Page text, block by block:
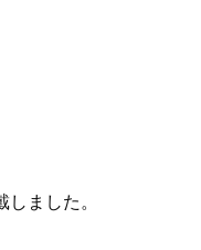
ました。